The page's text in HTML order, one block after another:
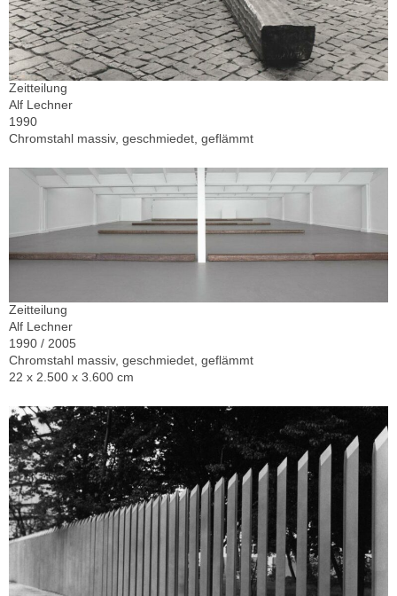
Zeitteilung
Alf Lechner
1990
Chromstahl massiv, geschmiedet, geflämmt
Zeitteilung
Alf Lechner
1990 / 2005
Chromstahl massiv, geschmiedet, geflämmt
22 x 2.500 x 3.600 cm